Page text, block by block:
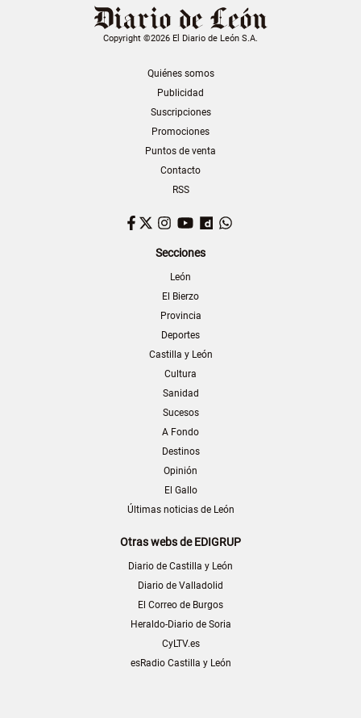
Copyright ©2026 El Diario de León S.A.
Quiénes somos
Publicidad
Suscripciones
Promociones
Puntos de venta
Contacto
RSS
Facebook
TwitterInstagram
YouTubeDailymotion
Secciones
León
El Bierzo
Provincia
Deportes
Castilla y León
Cultura
Sanidad
Sucesos
A Fondo
Destinos
Opinión
El Gallo
Últimas noticias de León
Otras webs de EDIGRUP
Diario de Castilla y León
Diario de Valladolid
El Correo de Burgos
Heraldo-Diario de Soria
CyLTV.es
esRadio Castilla y León